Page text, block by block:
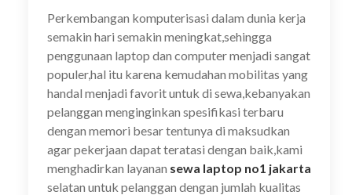
Perkembangan komputerisasi dalam dunia kerja
semakin hari semakin meningkat,sehingga
penggunaan laptop dan computer menjadi sangat
populer,hal itu karena kemudahan mobilitas yang
handal menjadi favorit untuk di sewa,kebanyakan
pelanggan menginginkan spesifikasi terbaru
dengan memori besar tentunya di maksudkan
agar pekerjaan dapat teratasi dengan baik,kami
menghadirkan layanan sewa laptop no1 jakarta
selatan untuk pelanggan dengan jumlah kualitas